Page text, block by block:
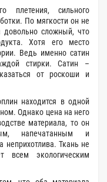
плетения, сильного
По мягкости он не
довольно сложный, что
Хотя его место
Ведь именно сатин
стирки. Сатин –
от роскоши и
находится в одной
Однако цена на него
материала, то он
напечатанным и
Ткань не
всем экологическим